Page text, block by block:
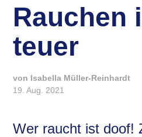
© Andres Siimon / Unsplash
Rauchen
teuer
von Isabella Müller-Reinhardt
19. Aug. 2021
Wer raucht ist doof!